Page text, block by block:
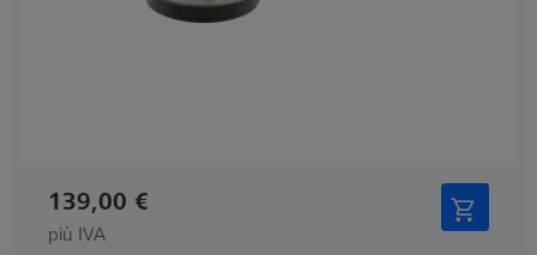
139,00 €
più IVA